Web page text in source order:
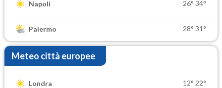
Napoli 26° 34°
Palermo 28° 31°
Meteo città europee
Londra 12° 22°